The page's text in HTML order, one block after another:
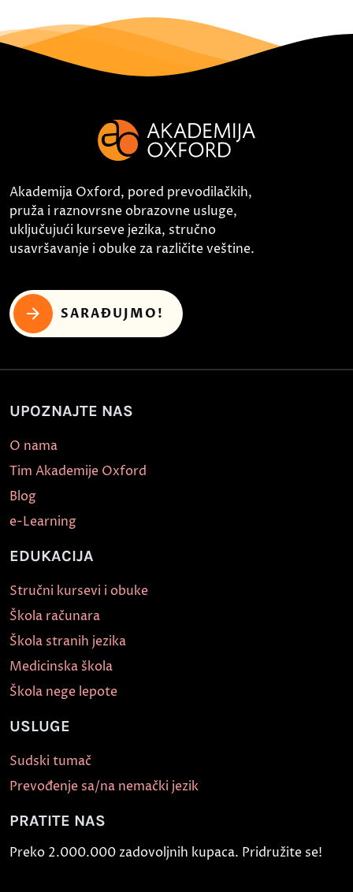
Akademija Oxford, pored prevodilačkih,
pruža i raznovrsne obrazovne usluge,
uključujući kurseve jezika, stručno
usavršavanje i obuke za različite veštine.
SARAĐUJMO!
UPOZNAJTE NAS
O nama
Tim Akademije Oxford
Blog
e-Learning
EDUKACIJA
Stručni kursevi i obuke
Škola računara
Škola stranih jezika
Medicinska škola
Škola nege lepote
USLUGE
Sudski tumač
Prevođenje sa/na nemački jezik
PRATITE NAS
Preko 2.000.000 zadovoljnih kupaca. Pridružite se!